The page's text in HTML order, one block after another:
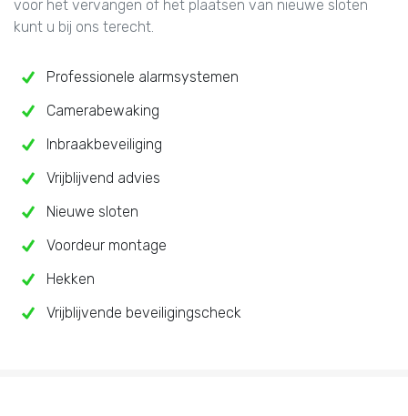
voor het vervangen of het plaatsen van nieuwe sloten
kunt u bij ons terecht.
Professionele alarmsystemen
Camerabewaking
Inbraakbeveiliging
Vrijblijvend advies
Nieuwe sloten
Voordeur montage
Hekken
Vrijblijvende beveiligingscheck